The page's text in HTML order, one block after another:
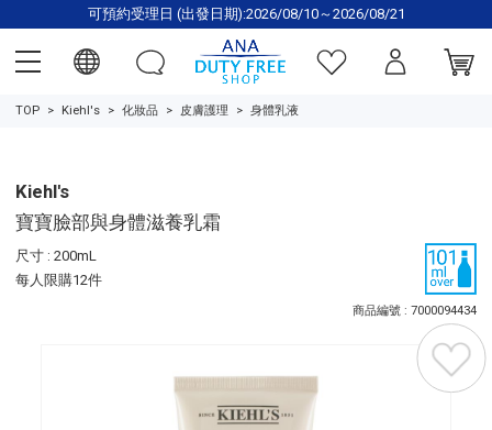
可預約受理日 (出發日期):2026/08/10～2026/08/21
TOP Kiehl's 化妝品 皮膚護理 身體乳液
Kiehl's
寶寶臉部與身體滋養乳霜
尺寸 : 200mL
每人限購12件
商品編號 : 7000094434